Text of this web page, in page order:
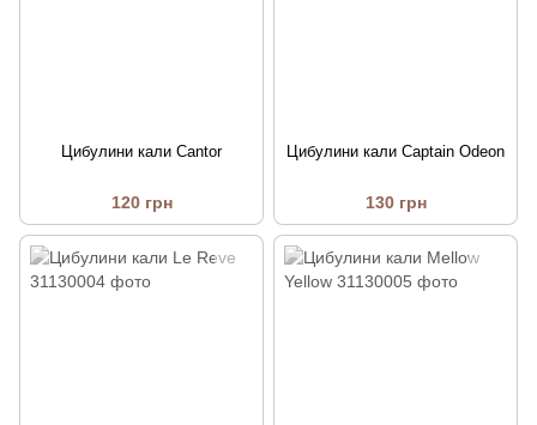
Цибулини кали Cantor
120 грн
Цибулини кали Captain Odeon
130 грн